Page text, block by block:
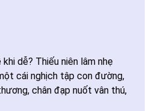
dễ? Thiếu niên lâm nhẹ
cái nghịch tập con đường,
chân đạp nuốt vân thú,